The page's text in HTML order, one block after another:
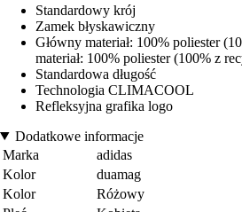
Standardowy krój
Zamek błyskawiczny
Główny materiał: 100% poliester
materiał: 100% poliester (100% z
Standardowa długość
Technologia CLIMACOOL
Refleksyjna grafika logo
Dodatkowe informacje
Marka
adidas
Kolor
duamag
Kolor
Różowy